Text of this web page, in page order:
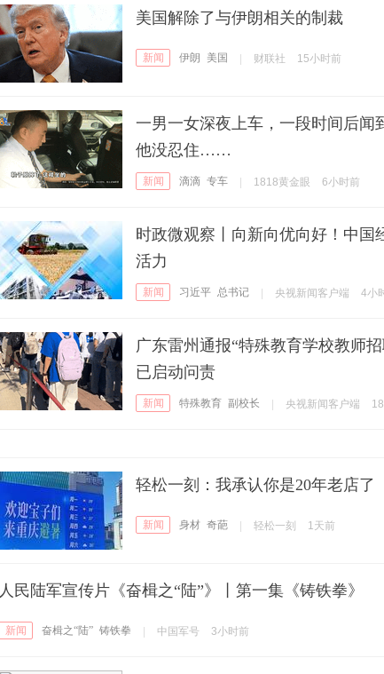
美国解除了与伊朗相关的制裁
新闻 伊朗 美国 财联社 15小时前
一男一女深夜上车，一段时间后闻
他没忍住……
新闻 滴滴 专车 1818黄金眼 6小时前
时政微观察丨向新向优向好！中国
活力
新闻 习近平 总书记 央视新闻客户端 4小
广东雷州通报“特殊教育学校教师招
已启动问责
新闻 特殊教育 副校长 央视新闻客户端
轻松一刻：我承认你是20年老店了
新闻 身材 奇葩 轻松一刻 1天前
人民陆军宣传片《奋楫之“陆”》丨第一集《铸铁拳》
新闻 奋楫之“陆” 铸铁拳 中国军号 3小时前